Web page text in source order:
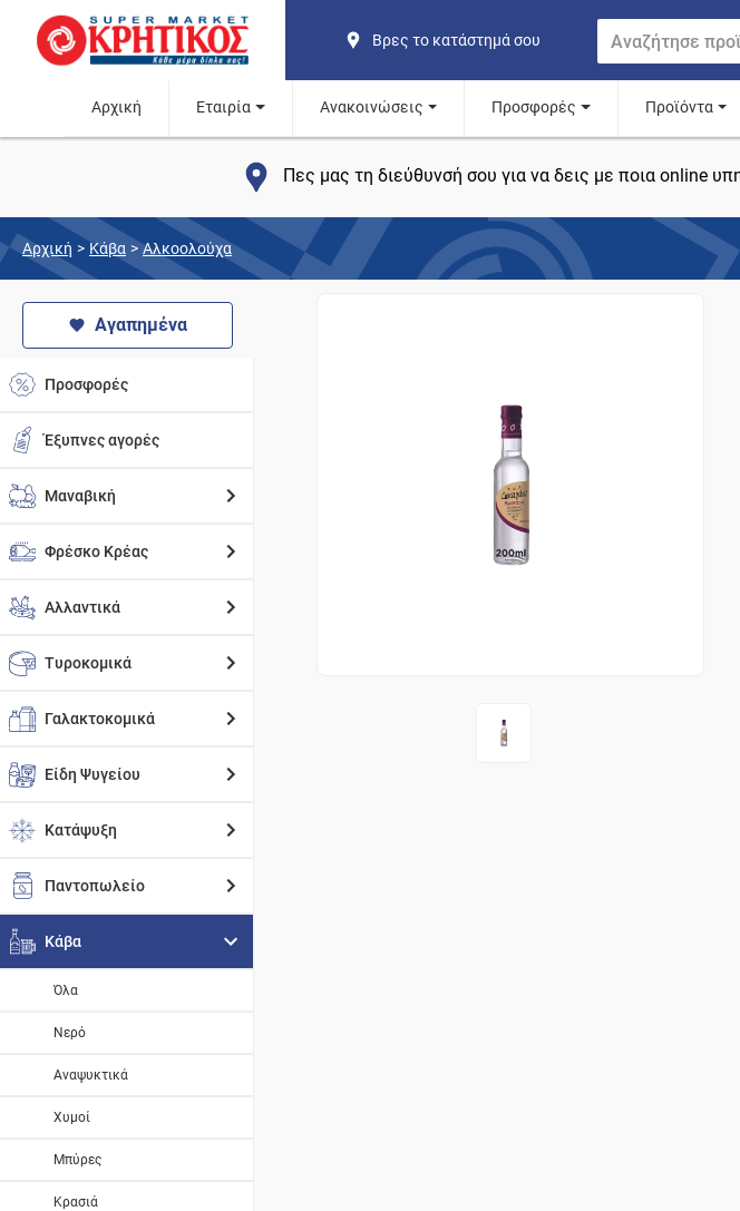
Βρες το κατάστημά σου
Αρχική Εταιρία Ανακοινώσεις Προσφορές Προϊόντα
Πες μας τη διεύθυνσή σου για να δεις με ποια online
Αρχική > Κάβα > Αλκοολούχα
Αγαπημένα
Προσφορές
Έξυπνες αγορές
Μαναβική
Φρέσκο Κρέας
Αλλαντικά
Τυροκομικά
Γαλακτοκομικά
Είδη Ψυγείου
Κατάψυξη
Παντοπωλείο
Κάβα
Όλα
Νερό
Αναψυκτικά
Χυμοί
Μπύρες
Κρασιά